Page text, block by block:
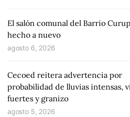
El salón comunal del Barrio
hecho a nuevo
agosto 6, 2026
Cecoed reitera advertencia por
probabilidad de lluvias intensas,
fuertes y granizo
agosto 5, 2026